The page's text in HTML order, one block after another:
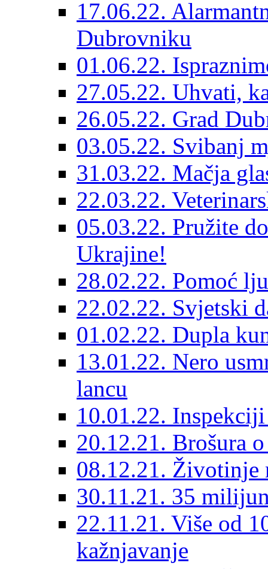
17.06.22.
Dubrovniku
01.06.22.
27.05.22. Uhvati,
26.05.22. Grad
03.05.22. Svibanj
31.03.22. Mačja
22.03.22.
05.03.22. Pružite
Ukrajine!
28.02.22. Pomoć
22.02.22. Svjetski
01.02.22. Dupla
13.01.22. Nero
lancu
10.01.22.
20.12.21. Brošura
08.12.21.
30.11.21. 35
22.11.21. Više od
kažnjavanje